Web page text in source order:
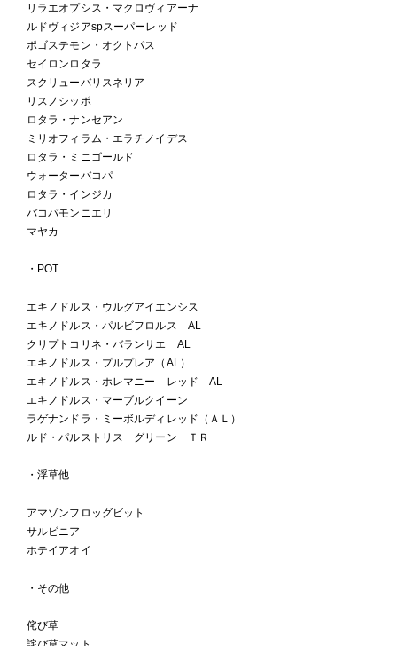
リラエオプシス・マクロヴィアーナ
ルドヴィジアspスーパーレッド
ポゴステモン・オクトパス
セイロンロタラ
スクリューバリスネリア
リスノシッポ
ロタラ・ナンセアン
ミリオフィラム・エラチノイデス
ロタラ・ミニゴールド
ウォーターバコパ
ロタラ・インジカ
バコパモンニエリ
マヤカ
・POT
エキノドルス・ウルグアイエンシス
エキノドルス・パルビフロルス AL
クリプトコリネ・バランサエ AL
エキノドルス・プルプレア（AL）
エキノドルス・ホレマニー レッド AL
エキノドルス・マーブルクイーン
ラゲナンドラ・ミーボルディレッド（ＡＬ）
ルド・パルストリス グリーン ＴＲ
・浮草他
アマゾンフロッグビット
サルビニア
ホテイアオイ
・その他
侘び草